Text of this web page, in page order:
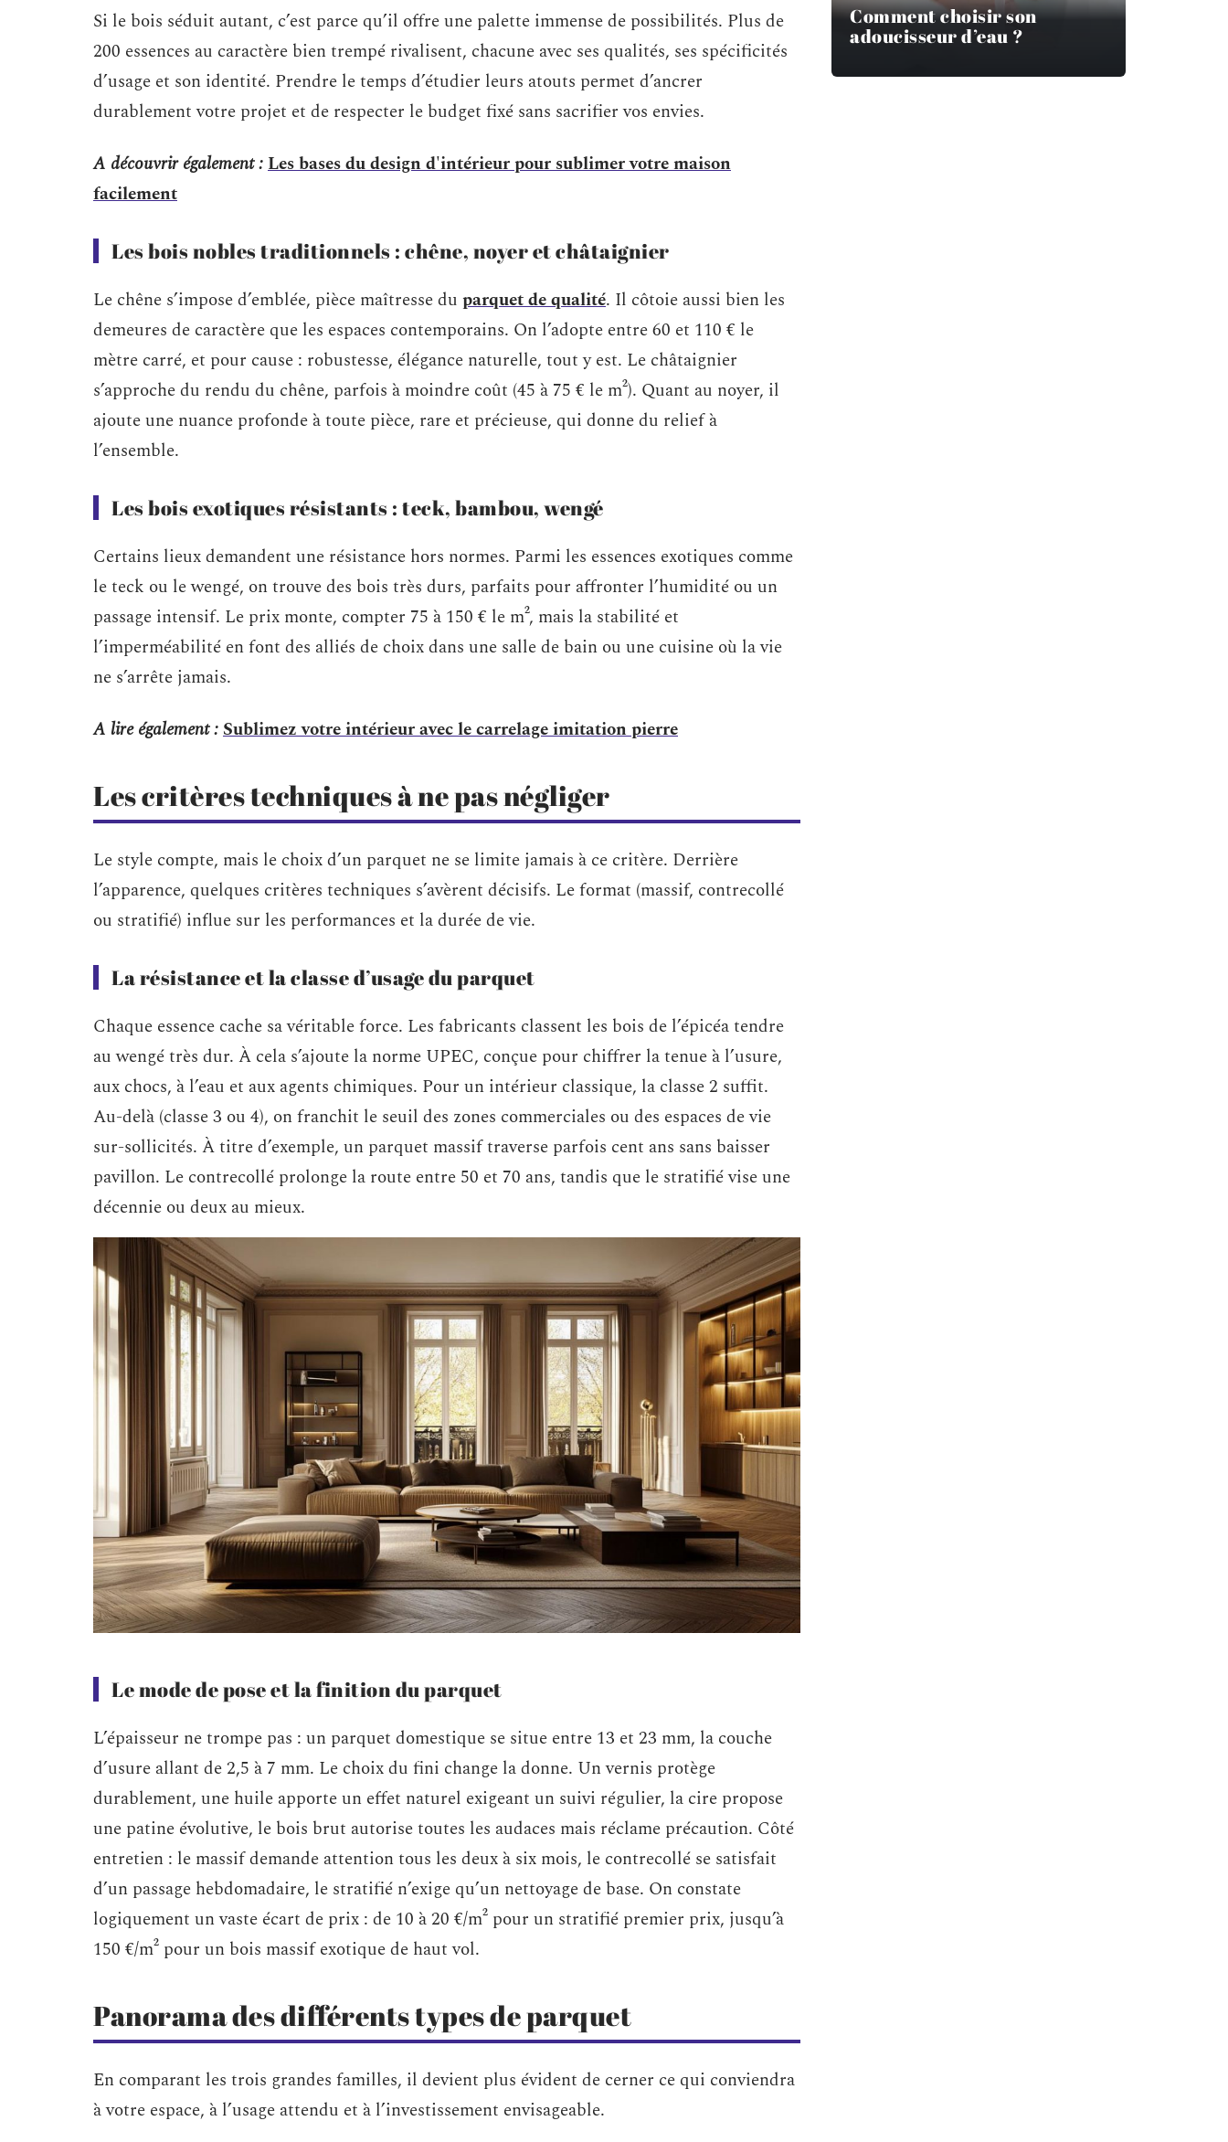
Si le bois séduit autant, c’est parce qu’il offre une palette immense de possibilités. Plus de
200 essences au caractère bien trempé rivalisent, chacune avec ses qualités, ses spécificités
d’usage et son identité. Prendre le temps d’étudier leurs atouts permet d’ancrer
durablement votre projet et de respecter le budget fixé sans sacrifier vos envies.
A découvrir également :Les bases du design d'intérieur pour sublimer votre maison
facilement
Les bois nobles traditionnels : chêne, noyer et châtaignier
Le chêne s’impose d’emblée, pièce maîtresse du parquet de qualité. Il côtoie aussi bien les
demeures de caractère que les espaces contemporains. On l’adopte entre 60 et 110 € le
mètre carré, et pour cause : robustesse, élégance naturelle, tout y est. Le châtaignier
s’approche du rendu du chêne, parfois à moindre coût (45 à 75 € le m²). Quant au noyer, il
ajoute une nuance profonde à toute pièce, rare et précieuse, qui donne du relief à
l’ensemble.
Les bois exotiques résistants : teck, bambou, wengé
Certains lieux demandent une résistance hors normes. Parmi les essences exotiques comme
le teck ou le wengé, on trouve des bois très durs, parfaits pour affronter l’humidité ou un
passage intensif. Le prix monte, compter 75 à 150 € le m², mais la stabilité et
l’imperméabilité en font des alliés de choix dans une salle de bain ou une cuisine où la vie
ne s’arrête jamais.
A lire également :Sublimez votre intérieur avec le carrelage imitation pierre
Les critères techniques à ne pas négliger
Le style compte, mais le choix d’un parquet ne se limite jamais à ce critère. Derrière
l’apparence, quelques critères techniques s’avèrent décisifs. Le format (massif, contrecollé
ou stratifié) influe sur les performances et la durée de vie.
La résistance et la classe d’usage du parquet
Chaque essence cache sa véritable force. Les fabricants classent les bois de l’épicéa tendre
au wengé très dur. À cela s’ajoute la norme UPEC, conçue pour chiffrer la tenue à l’usure,
aux chocs, à l’eau et aux agents chimiques. Pour un intérieur classique, la classe 2 suffit.
Au-delà (classe 3 ou 4), on franchit le seuil des zones commerciales ou des espaces de vie
sur-sollicités. À titre d’exemple, un parquet massif traverse parfois cent ans sans baisser
pavillon. Le contrecollé prolonge la route entre 50 et 70 ans, tandis que le stratifié vise une
décennie ou deux au mieux.
Le mode de pose et la finition du parquet
L’épaisseur ne trompe pas : un parquet domestique se situe entre 13 et 23 mm, la couche
d’usure allant de 2,5 à 7 mm. Le choix du fini change la donne. Un vernis protège
durablement, une huile apporte un effet naturel exigeant un suivi régulier, la cire propose
une patine évolutive, le bois brut autorise toutes les audaces mais réclame précaution. Côté
entretien : le massif demande attention tous les deux à six mois, le contrecollé se satisfait
d’un passage hebdomadaire, le stratifié n’exige qu’un nettoyage de base. On constate
logiquement un vaste écart de prix : de 10 à 20 €/m² pour un stratifié premier prix, jusqu’à
150 €/m² pour un bois massif exotique de haut vol.
Panorama des différents types de parquet
En comparant les trois grandes familles, il devient plus évident de cerner ce qui conviendra
à votre espace, à l’usage attendu et à l’investissement envisageable.
Comment choisir son
adoucisseur d’eau ?